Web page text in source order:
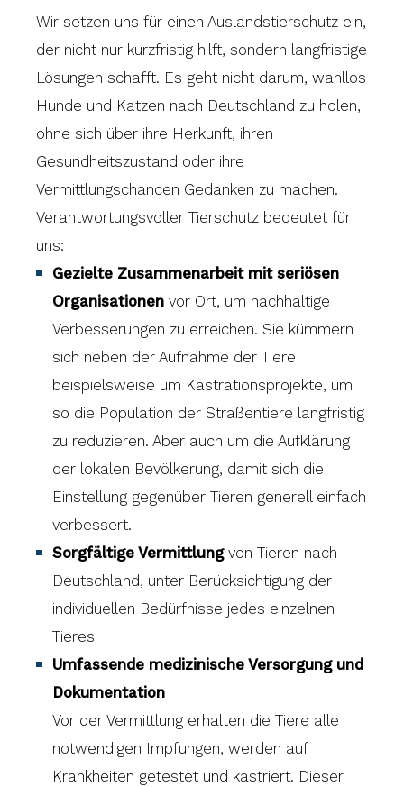
Wir setzen uns für einen Auslandstierschutz ein,
der nicht nur kurzfristig hilft, sondern langfristige
Lösungen schafft. Es geht nicht darum, wahllos
Hunde und Katzen nach Deutschland zu holen,
ohne sich über ihre Herkunft, ihren
Gesundheitszustand oder ihre
Vermittlungschancen Gedanken zu machen.
Verantwortungsvoller Tierschutz bedeutet für
uns:
Gezielte Zusammenarbeit mit seriösen
Organisationen vor Ort, um nachhaltige
Verbesserungen zu erreichen. Sie kümmern
sich neben der Aufnahme der Tiere
beispielsweise um Kastrationsprojekte, um
so die Population der Straßentiere langfristig
zu reduzieren. Aber auch um die Aufklärung
der lokalen Bevölkerung, damit sich die
Einstellung gegenüber Tieren generell einfach
verbessert.
Sorgfältige Vermittlungvon Tieren nach
Deutschland, unter Berücksichtigung der
individuellen Bedürfnisse jedes einzelnen
Tieres
Umfassende medizinische Versorgung und
Dokumentation
Vor der Vermittlung erhalten die Tiere alle
notwendigen Impfungen, werden auf
Krankheiten getestet und kastriert. Dieser